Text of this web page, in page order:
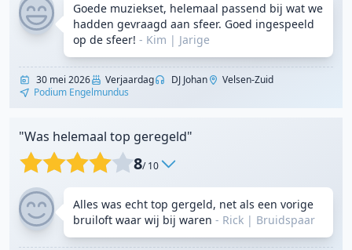
Goede muziekset, helemaal passend bij wat we
hadden gevraagd aan sfeer. Goed ingespeeld
op de sfeer! - Kim | Jarige
30 mei 2026 Verjaardag DJ Johan
Velsen-Zuid
Podium Engelmundus
"Was helemaal top geregeld"
8/ 10
Alles was echt top gergeld, net als een vorige
bruiloft waar wij bij waren - Rick | Bruidspaar